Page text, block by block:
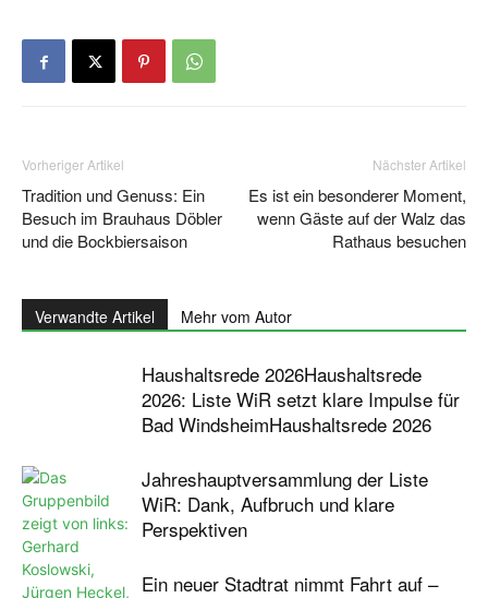
Vorheriger Artikel
Tradition und Genuss: Ein
Besuch im Brauhaus Döbler
und die Bockbiersaison
Nächster Artikel
Es ist ein besonderer Moment,
wenn Gäste auf der Walz das
Rathaus besuchen
Verwandte Artikel Mehr vom Autor
Haushaltsrede 2026Haushaltsrede
2026: Liste WiR setzt klare Impulse für
Bad WindsheimHaushaltsrede 2026
Jahreshauptversammlung der Liste
WiR: Dank, Aufbruch und klare
Perspektiven
Ein neuer Stadtrat nimmt Fahrt auf –